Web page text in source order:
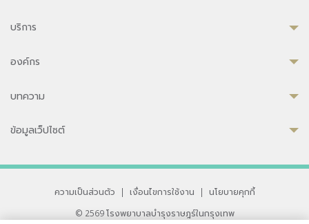
บริการ
องค์กร
บทความ
ข้อมูลเว็ปไซต์
ความเป็นส่วนตัว | เงื่อนไขการใช้งาน |
นโยบายคุกกี้
© 2569 โรงพยาบาลบำรุงราษฎร์ในกรุงเทพ